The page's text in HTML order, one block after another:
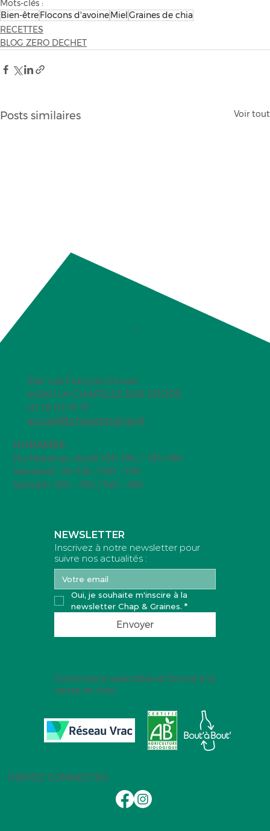
Mots-clés :
Bien-êtreFlocons d'avoineMielGraines de chia
RECETTES
BLOG ZERO DECHET
Posts similaires Voir tout
Mini snickers glacés
5ter rue François Clouet
44240 LA CHAPELLE SUR ERDRE
02 18 03 15 71
accueil@chapetgraines.fr
HORAIRES
Du Mardi au Jeudi 10h-13h / 15h-19h
Vendredi 9h-13h / 15h – 19h
Samedi 10h – 13h / 14h – 19h
NEWSLETTER
Inscrivez à notre newsletter pour
suivre nos actualités :
Oui, je souhaite m'inscire à la
newsletter Chap & Graines. *
Envoyer
RESTEZ CONNECTÉS
Commerce spécialisé et formé à la
vente en vrac.